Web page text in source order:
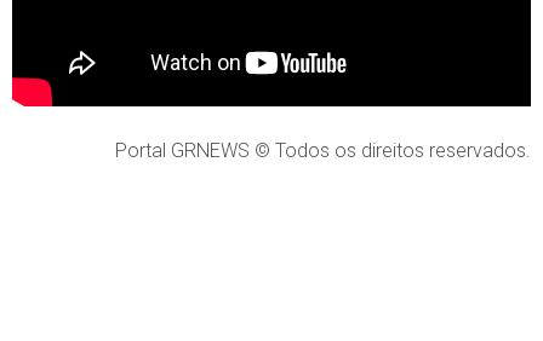
Portal GRNEWS © Todos os direitos reservados.